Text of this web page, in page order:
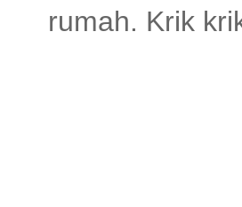
rumah. Krik